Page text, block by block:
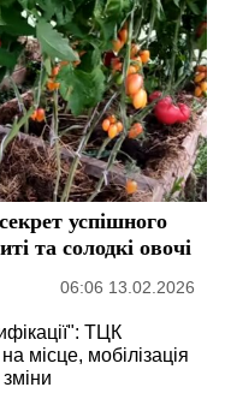
успішного
та солодкі овочі
06:06 13.02.2026
ТЦК
місце, мобілізація